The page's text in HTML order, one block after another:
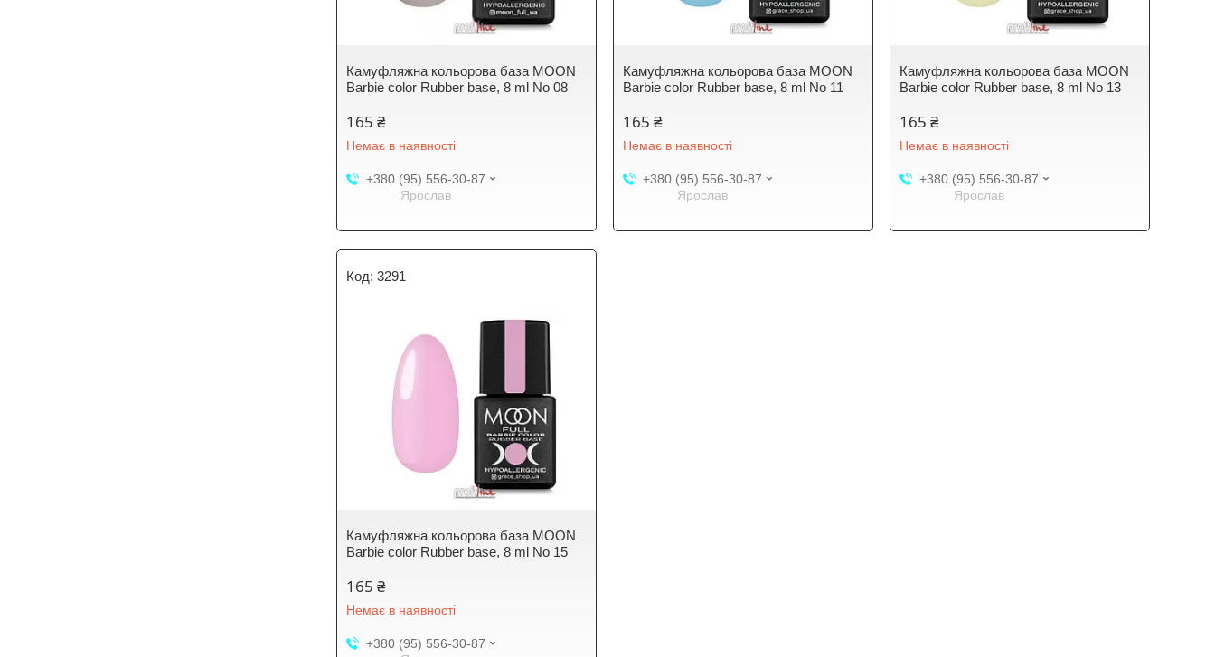
Камуфляжна кольорова база MOON
Barbie color Rubber base, 8 ml No 08
165 ₴
Немає в наявності
+380 (95) 556-30-87
Ярослав
Камуфляжна кольорова база MOON
Barbie color Rubber base, 8 ml No 11
165 ₴
Немає в наявності
+380 (95) 556-30-87
Ярослав
Камуфляжна кольорова база MOON
Barbie color Rubber base, 8 ml No 13
165 ₴
Немає в наявності
+380 (95) 556-30-87
Ярослав
3291
Камуфляжна кольорова база MOON
Barbie color Rubber base, 8 ml No 15
165 ₴
Немає в наявності
+380 (95) 556-30-87